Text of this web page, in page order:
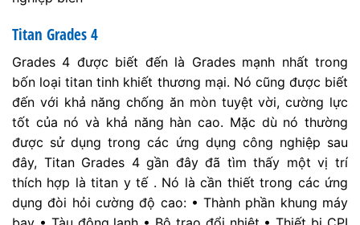
Titan Grades 4
Grades 4 được biết đến là Grades mạnh nhất trong
bốn loại titan tinh khiết thương mại. Nó cũng được biết
đến với khả năng chống ăn mòn tuyệt vời, cường lực
tốt của nó và khả năng hàn cao. Mặc dù nó thường
được sử dụng trong các ứng dụng công nghiệp sau
đây, Titan Grades 4 gần đây đã tìm thấy một vị trí
thích hợp là titan y tế . Nó là cần thiết trong các ứng
dụng đòi hỏi cường độ cao: • Thành phần khung máy